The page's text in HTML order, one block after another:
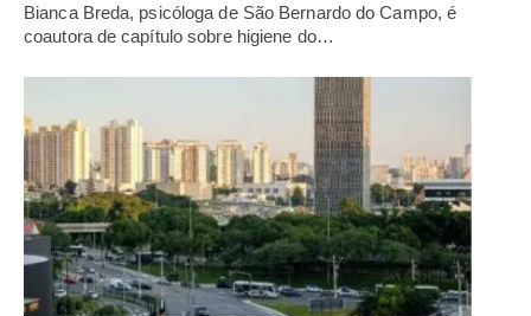
Bianca Breda, psicóloga de São Bernardo do Campo, é
coautora de capítulo sobre higiene do…